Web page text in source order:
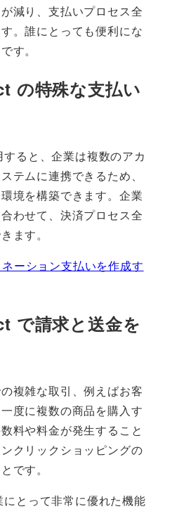
減り、支払いプロセス全
。誰にとっても便利にな
す。
の特殊な支払い
ると、企業は複数のアカ
テムに連携できるため、
境を構築できます。企業
わせて、決済プロセス全
ます。
ーション支払いを作成す
で請求と送金を
複雑な取引、例えばお客
度に複数の商品を購入す
料や料金が発生すること
クリックショッピングの
です。
とって非常に優れた機能